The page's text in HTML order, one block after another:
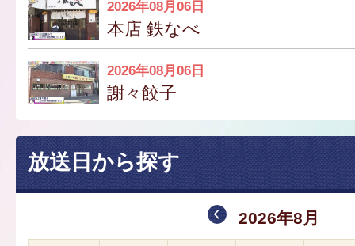
2026年08月06日
本店 鉄なべ
2026年08月06日
謝々餃子
放送日から探す
2026年8月